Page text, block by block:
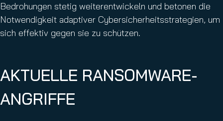
Bedrohungen stetig weiterentwickeln und betonen die
Notwendigkeit adaptiver Cybersicherheitsstrategien, um
sich effektiv gegen sie zu schützen.
AKTUELLE RANSOMWARE-
ANGRIFFE